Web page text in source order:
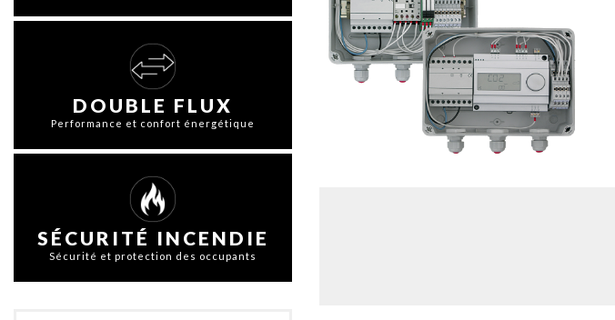
DOUBLE FLUX
Performance et confort énergétique
SÉCURITÉ INCENDIE
Sécurité et protection des occupants